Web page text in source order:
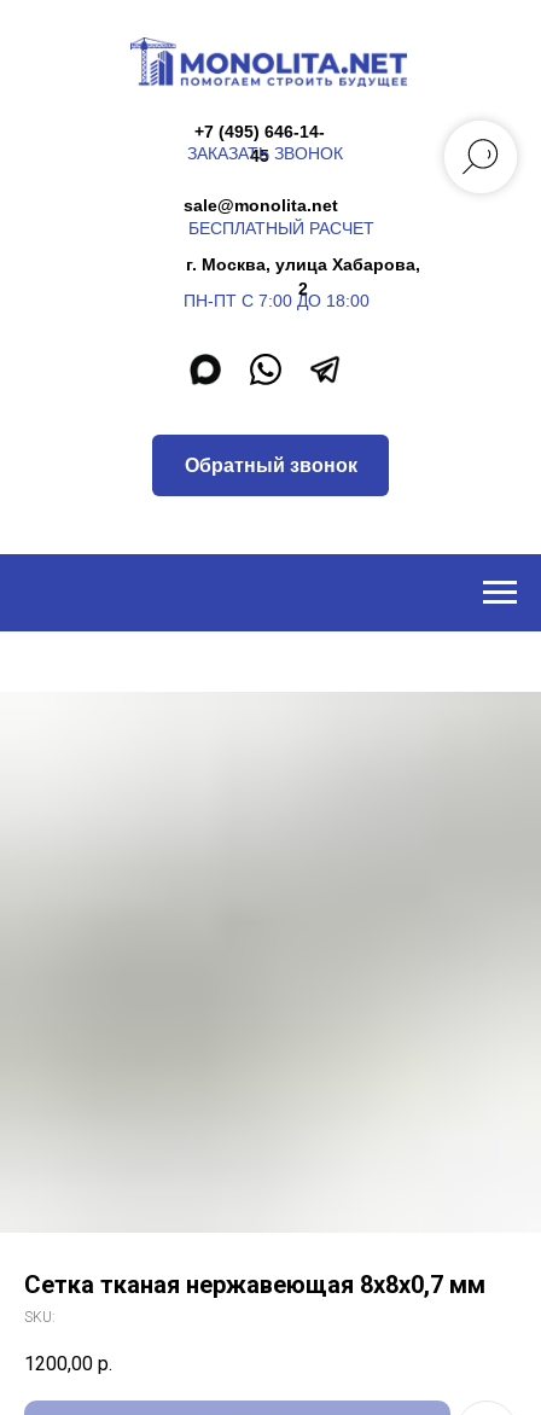
г. Москва, улица Хабарова,
ПН-ПТ С 7:00 ДО 18:00
45
ЗАКАЗАТЬ ЗВОНОК
БЕСПЛАТНЫЙ РАСЧЕТ
Сетка тканая нержавеющая 8х8х0,7 мм
SKU:
1200,00 р.